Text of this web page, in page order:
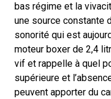
bas régime et la
une source constante
sonorité qui est
moteur boxer de 2,4
vif et rappelle à quel
supérieure et
peuvent apporter du